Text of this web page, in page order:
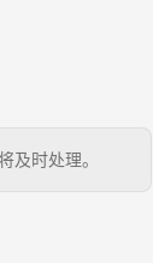
时处理。